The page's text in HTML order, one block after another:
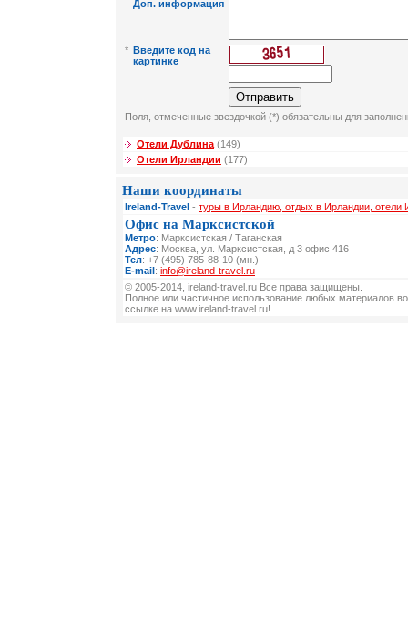
Доп. информация
* Введите код на
картинке
Поля, отмеченные звездочкой (*) обязательны для
Отели Дублина(149)
Отели Ирландии (177)
Наши координаты
Ireland-Travel - туры в Ирландию, отдых в Ирландии, отели
Офис на Марксистской
Метро: Марксистская / Таганская
Адрес: Москва, ул. Марксистская, д 3 офис 416
Тел: +7 (495) 785-88-10 (мн.)
E-mail: info@ireland-travel.ru
© 2005-2014, ireland-travel.ru Все права защищены.
Полное или частичное использование любых материалов
ссылке на www.ireland-travel.ru!